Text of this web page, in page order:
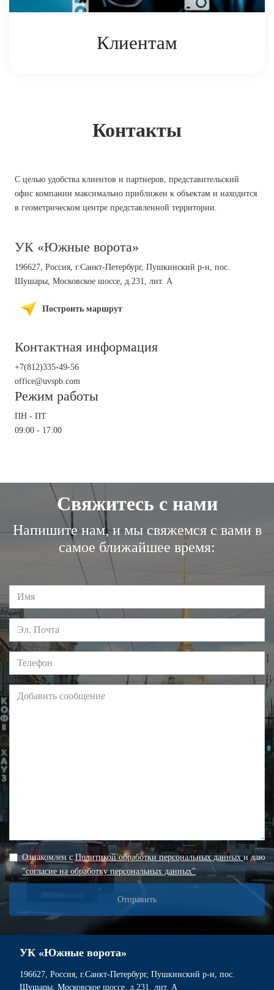
Клиентам
Контакты
С целью удобства клиентов и партнеров, представительский
офис компании максимально приближен к объектам и находится
в геометрическом центре представленной территории.
УК «Южные ворота»
196627, Россия, г.Санкт-Петербург, Пушкинский р-н, пос.
Шушары, Московское шоссе, д.231, лит. А
Построить маршрут
Контактная информация
+7(812)335-49-56
office@uvspb.com
Режим работы
ПН - ПТ
09:00 - 17:00
Свяжитесь с нами
Напишите нам, и мы свяжемся с вами в
самое ближайшее время:
Ознакомлен сПолитикой обработки персональных данныхи даю
"согласие на обработку персональных данных"
Отправить
УК «Южные ворота»
196627, Россия, г.Санкт-Петербург, Пушкинский р-н, пос.
Шушары, Московское шоссе, д.231, лит. А